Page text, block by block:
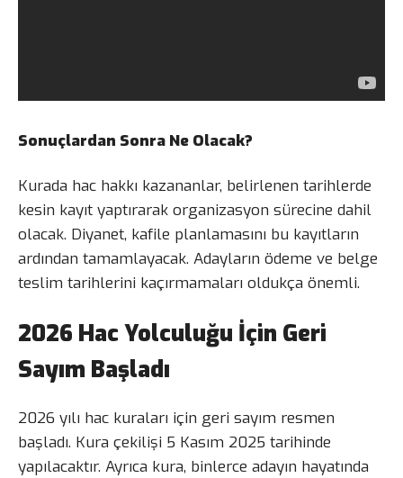
Sonuçlardan Sonra Ne Olacak?
Kurada hac hakkı kazananlar, belirlenen tarihlerde
kesin kayıt yaptırarak organizasyon sürecine dahil
olacak. Diyanet, kafile planlamasını bu kayıtların
ardından tamamlayacak. Adayların ödeme ve belge
teslim tarihlerini kaçırmamaları oldukça önemli.
2026 Hac Yolculuğu İçin Geri
Sayım Başladı
2026 yılı hac kuraları için geri sayım resmen
başladı. Kura çekilişi 5 Kasım 2025 tarihinde
yapılacaktır. Ayrıca kura, binlerce adayın hayatında